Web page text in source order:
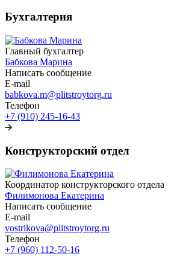
Бухгалтерия
Главный бухгалтер
Бабкова Марина
Написать сообщение
E-mail
babkova.m@plitstroytorg.ru
Телефон
+7 (910) 245-16-43
Конструкторский отдел
Координатор конструкторского отдела
Филимонова Екатерина
Написать сообщение
E-mail
vostrikova@plitstroytorg.ru
Телефон
+7 (960) 112-50-16